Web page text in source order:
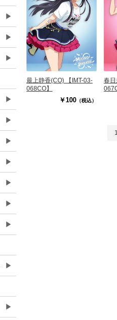
▶
▶
▶
▶
▶
▶
▶
▶
▶
▶
▶
▶
最上静香(CO) 【IMT-03-
068CO】
￥100 （税込）
春